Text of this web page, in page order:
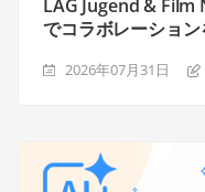
LAG Jugend & Film
でコラボレーショ
2026年07月31日